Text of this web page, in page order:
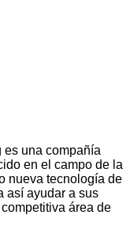
es una compañía
en el campo de la
nueva tecnología de
así ayudar a sus
área de